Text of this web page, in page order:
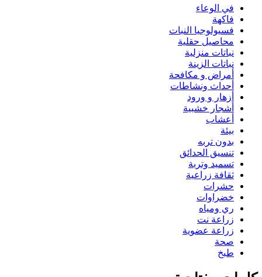
في الوعاء
فاكهة
فسيولوجيا النبات
محاصيل حقلية
نباتات منزلية
نباتات الزينة
أمراض و مكافحة
أحداث ونشاطات
أزهار و ورود
أشجار خشبية
أعشاب
بيئة
بدون تربه
تنسيق الحدائق
تسميد وتربة
ثقافة زراعية
حشرات
خضراوات
ري ومياه
زراعة نت
زراعة عضوية
صحة
طبخ